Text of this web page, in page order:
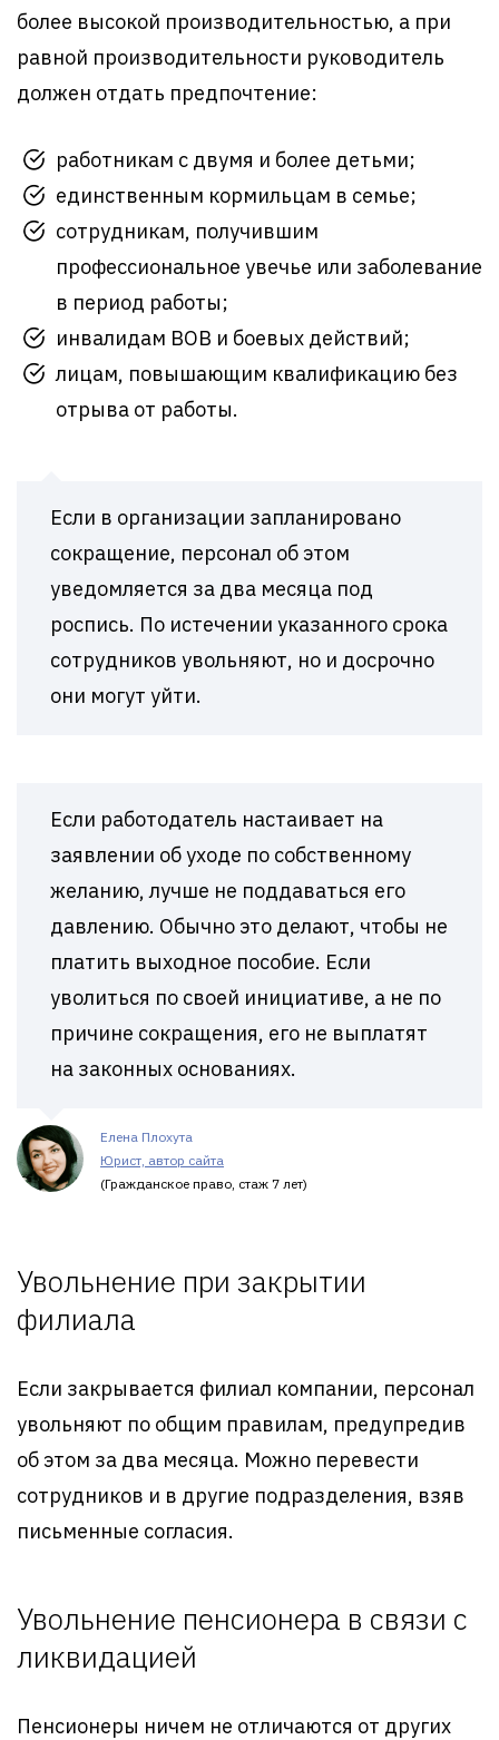
более высокой производительностью, а при
равной производительности руководитель
должен отдать предпочтение:
работникам с двумя и более детьми;
единственным кормильцам в семье;
сотрудникам, получившим
профессиональное увечье или заболевание
в период работы;
инвалидам ВОВ и боевых действий;
лицам, повышающим квалификацию без
отрыва от работы.
Если в организации запланировано
сокращение, персонал об этом
уведомляется за два месяца под
роспись. По истечении указанного срока
сотрудников увольняют, но и досрочно
они могут уйти.
Если работодатель настаивает на
заявлении об уходе по собственному
желанию, лучше не поддаваться его
давлению. Обычно это делают, чтобы не
платить выходное пособие. Если
уволиться по своей инициативе, а не по
причине сокращения, его не выплатят
на законных основаниях.
Елена Плохута
Юрист, автор сайта
(Гражданское право, стаж 7 лет)
Увольнение при закрытии
филиала
Если закрывается филиал компании, персонал
увольняют по общим правилам, предупредив
об этом за два месяца. Можно перевести
сотрудников и в другие подразделения, взяв
письменные согласия.
Увольнение пенсионера в связи с
ликвидацией
Пенсионеры ничем не отличаются от других